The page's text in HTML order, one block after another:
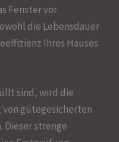
Fenster vor
die Lebensdauer
Ihres Hauses
sind, wird die
gütegesicherten
strenge